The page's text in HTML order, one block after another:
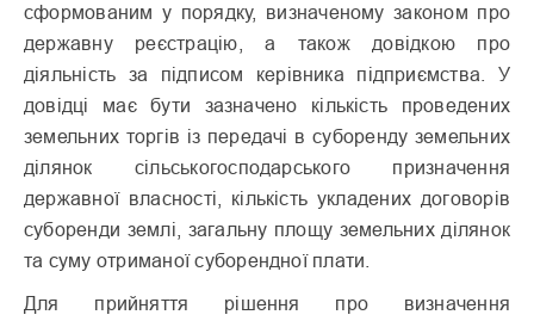
сформованим у порядку, визначеному законом про
державну реєстрацію, а також довідкою про
діяльність за підписом керівника підприємства. У
довідці має бути зазначено кількість проведених
земельних торгів із передачі в суборенду земельних
ділянок сільськогосподарського призначення
державної власності, кількість укладених договорів
суборенди землі, загальну площу земельних ділянок
та суму отриманої суборендної плати.
Для прийняття рішення про визначення